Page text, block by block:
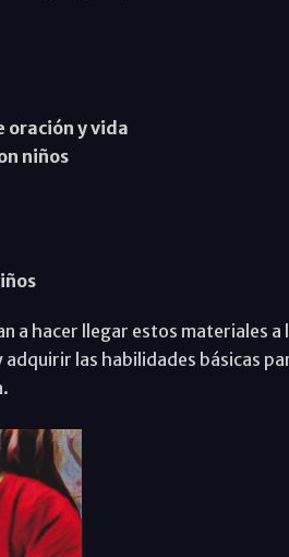
oración y vida
niños
a hacer llegar estos materiales
las habilidades básicas